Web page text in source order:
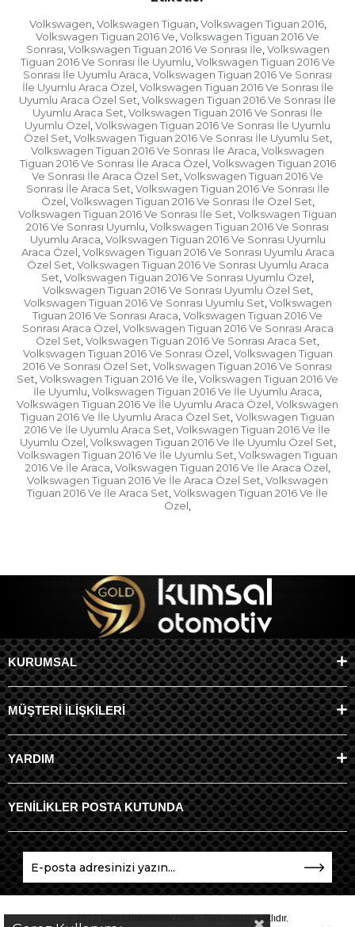
Volkswagen, Volkswagen Tiguan, Volkswagen Tiguan 2016,
Volkswagen Tiguan 2016 Ve, Volkswagen Tiguan 2016 Ve
Sonrası, Volkswagen Tiguan 2016 Ve Sonrası İle, Volkswagen
Tiguan 2016 Ve Sonrası İle Uyumlu, Volkswagen Tiguan 2016 Ve
Sonrası İle Uyumlu Araca, Volkswagen Tiguan 2016 Ve Sonrası
İle Uyumlu Araca Özel, Volkswagen Tiguan 2016 Ve Sonrası İle
Uyumlu Araca Özel Set, Volkswagen Tiguan 2016 Ve Sonrası İle
Uyumlu Araca Set, Volkswagen Tiguan 2016 Ve Sonrası İle
Uyumlu Özel, Volkswagen Tiguan 2016 Ve Sonrası İle Uyumlu
Özel Set, Volkswagen Tiguan 2016 Ve Sonrası İle Uyumlu Set,
Volkswagen Tiguan 2016 Ve Sonrası İle Araca, Volkswagen
Tiguan 2016 Ve Sonrası İle Araca Özel, Volkswagen Tiguan 2016
Ve Sonrası İle Araca Özel Set, Volkswagen Tiguan 2016 Ve
Sonrası İle Araca Set, Volkswagen Tiguan 2016 Ve Sonrası İle
Özel, Volkswagen Tiguan 2016 Ve Sonrası İle Özel Set,
Volkswagen Tiguan 2016 Ve Sonrası İle Set, Volkswagen Tiguan
2016 Ve Sonrası Uyumlu, Volkswagen Tiguan 2016 Ve Sonrası
Uyumlu Araca, Volkswagen Tiguan 2016 Ve Sonrası Uyumlu
Araca Özel, Volkswagen Tiguan 2016 Ve Sonrası Uyumlu Araca
Özel Set, Volkswagen Tiguan 2016 Ve Sonrası Uyumlu Araca
Set, Volkswagen Tiguan 2016 Ve Sonrası Uyumlu Özel,
Volkswagen Tiguan 2016 Ve Sonrası Uyumlu Özel Set,
Volkswagen Tiguan 2016 Ve Sonrası Uyumlu Set, Volkswagen
Tiguan 2016 Ve Sonrası Araca, Volkswagen Tiguan 2016 Ve
Sonrası Araca Özel, Volkswagen Tiguan 2016 Ve Sonrası Araca
Özel Set, Volkswagen Tiguan 2016 Ve Sonrası Araca Set,
Volkswagen Tiguan 2016 Ve Sonrası Özel, Volkswagen Tiguan
2016 Ve Sonrası Özel Set, Volkswagen Tiguan 2016 Ve Sonrası
Set, Volkswagen Tiguan 2016 Ve İle, Volkswagen Tiguan 2016 Ve
İle Uyumlu, Volkswagen Tiguan 2016 Ve İle Uyumlu Araca,
Volkswagen Tiguan 2016 Ve İle Uyumlu Araca Özel, Volkswagen
Tiguan 2016 Ve İle Uyumlu Araca Özel Set, Volkswagen Tiguan
2016 Ve İle Uyumlu Araca Set, Volkswagen Tiguan 2016 Ve İle
Uyumlu Özel, Volkswagen Tiguan 2016 Ve İle Uyumlu Özel Set,
Volkswagen Tiguan 2016 Ve İle Uyumlu Set, Volkswagen Tiguan
2016 Ve İle Araca, Volkswagen Tiguan 2016 Ve İle Araca Özel,
Volkswagen Tiguan 2016 Ve İle Araca Özel Set, Volkswagen
Tiguan 2016 Ve İle Araca Set, Volkswagen Tiguan 2016 Ve İle
Özel,
KURUMSAL
MÜŞTERİ İLİŞKİLERİ
YARDIM
YENİLİKLER POSTA KUTUNDA
- Tüm hakları saklıdır.